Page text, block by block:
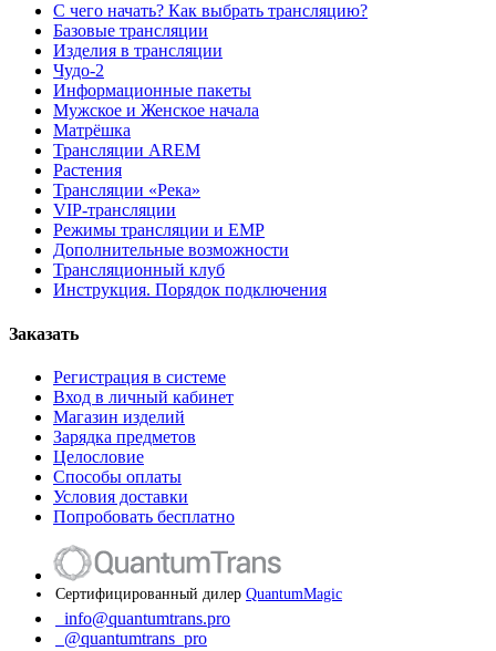
С чего начать? Как выбрать трансляцию?
Базовые трансляции
Изделия в трансляции
Чудо-2
Информационные пакеты
Мужское и Женское начала
Матрёшка
Трансляции AREM
Растения
Трансляции «Река»
VIP-трансляции
Режимы трансляции и ЕМР
Дополнительные возможности
Трансляционный клуб
Инструкция. Порядок подключения
Заказать
Регистрация в системе
Вход в личный кабинет
Магазин изделий
Зарядка предметов
Целословие
Способы оплаты
Условия доставки
Попробовать бесплатно
Сертифицированный дилер QuantumMagic
info@quantumtrans.pro
@quantumtrans_pro